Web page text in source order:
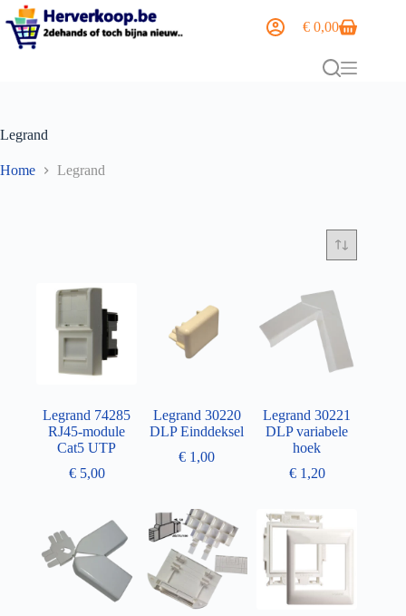
€ 0,00
Legrand
Home Legrand
Legrand 74285
RJ45-module
Cat5 UTP
€5,00
Legrand 30220
DLP Einddeksel
€ 1,00
Legrand 30221
DLP variabele
hoek
€1,20